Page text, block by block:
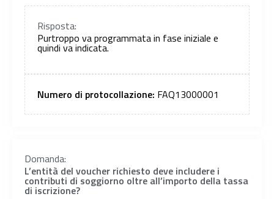
Risposta:
Purtroppo va programmata in fase iniziale e
quindi va indicata.
Numero di protocollazione: FAQ13000001
Domanda:
L’entità del voucher richiesto deve includere i
contributi di soggiorno oltre all’importo della tassa
di iscrizione?